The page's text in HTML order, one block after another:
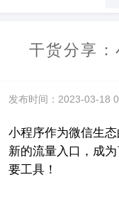
干货分享：
发布时间：2023-03-18
小程序作为微信生
新的流量入口，成
要工具！